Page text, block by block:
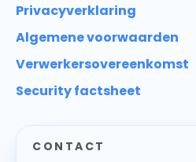
Privacyverklaring
Algemene voorwaarden
Verwerkersovereenkomst
Security factsheet
CONTACT